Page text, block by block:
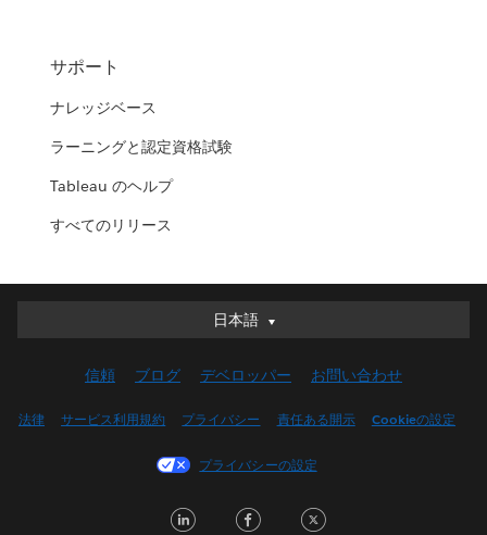
サポート
ナレッジベース
ラーニングと認定資格試験
Tableau のヘルプ
すべてのリリース
日本語
日本語
English (UK)
Français (Canada)
Italiano
信頼 ブログ デベロッパー お問い合わせ
法律 サービス利用規約 プライバシー 責任ある開示 Cookieの設定
プライバシーの設定
LinkedInFacebook